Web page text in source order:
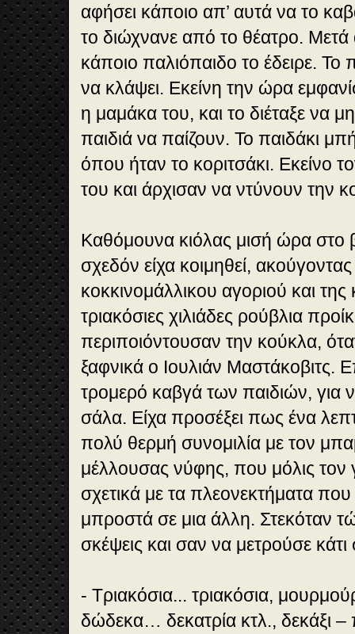
αφήσει κάποιο απ’ αυτά να το
το διώχνανε από το θέατρο.
κάποιο παλιόπαιδο το έδειρε. Το
να κλάψει. Εκείνη την ώρα
η μαμάκα του, και το διέταξε να
παιδιά να παίζουν. Το παιδάκι
όπου ήταν το κοριτσάκι. Εκείνο
του και άρχισαν να ντύνουν την
Καθόμουνα κιόλας μισή ώρα στο
σχεδόν είχα κοιμηθεί,
κοκκινομάλλικου αγοριού και της
τριακόσιες χιλιάδες ρούβλια
περιποιόντουσαν την κούκλα,
ξαφνικά ο Ιουλιάν
τρομερό καβγά των παιδιών, για
σάλα. Είχα προσέξει πως ένα
πολύ θερμή συνομιλία με τον
μέλλουσας νύφης, που μόλις τον
σχετικά με τα πλεονεκτήματα που
μπροστά σε μια άλλη. Στεκόταν
σκέψεις και σαν να μετρούσε
- Τριακόσια... τριακόσια,
δώδεκα… δεκατρία κτλ., δεκάξι –